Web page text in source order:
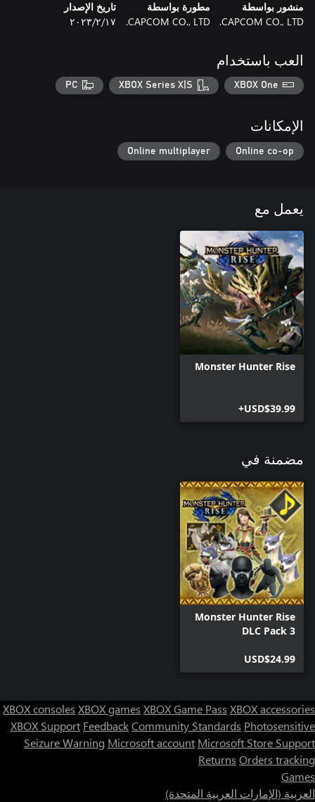
منشور بواسطة
CAPCOM CO., LTD.
مطورة بواسطة
CAPCOM CO., LTD.
تاريخ الإصدار
١٧‏/٢‏/٢٠٢٣
العب باستخدام
XBOX One
XBOX Series X|S
PC
الإمكانات
Online co-op
Online multiplayer
يعمل مع
Monster Hunter Rise
USD$39.99+
مضمنة في
Monster Hunter Rise
DLC Pack 3
USD$24.99
XBOX consoles XBOX games XBOX Game Pass XBOX accessories
XBOX Support FeedbackCommunity Standards Photosensitive
Seizure Warning Microsoft account Microsoft Store Support
Returns Orders tracking
Games
العربية (الإمارات العربية المتحدة)